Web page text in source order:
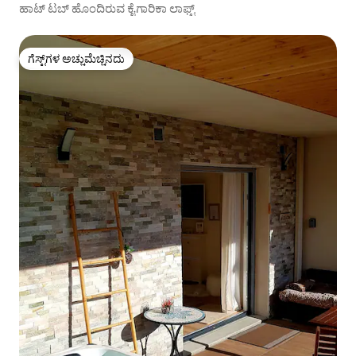
ಹಾಟ್ ಟಬ್ ಹೊಂದಿರುವ ಕೈಗಾರಿಕಾ ಲಾಫ್ಟ್
ಗೆಸ್ಟ್‌ಗಳ ಅಚ್ಚುಮೆಚ್ಚಿನದು
ಗೆಸ್ಟ್‌ಗಳ ಅಚ್ಚುಮೆಚ್ಚಿನದು